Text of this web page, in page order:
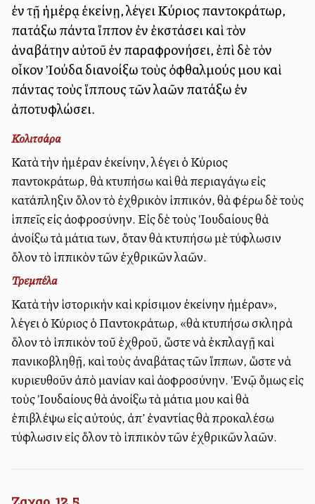
ἐν τῇ ἡμέρᾳ ἐκείνῃ, λέγει Κύριος παντοκράτωρ,
πατάξω πάντα ἵππον ἐν ἐκστάσει καὶ τὸν
ἀναβάτην αὐτοῦ ἐν παραφρονήσει, ἐπὶ δὲ τὸν
οἶκον Ἰούδα διανοίξω τοὺς ὀφθαλμούς μου καὶ
πάντας τοὺς ἵππους τῶν λαῶν πατάξω ἐν
ἀποτυφλώσει.
Κολιτσάρα
Κατὰ τὴν ἡμέραν ἐκείνην, λέγει ὁ Κύριος
παντοκράτωρ, θὰ κτυπήσω καὶ θὰ περιαγάγω εἰς
κατάπληξιν ὅλον τὸ ἐχθρικὸν ἱππικόν, θὰ φέρω δὲ τοὺς
ἱππεῖς εἰς ἀλλοφροσύνην. Εἰς δὲ τοὺς Ἰουδαίους θὰ
ἀνοίξω τὰ μάτια των, ὅταν θὰ κτυπήσω μὲ τύφλωσιν
ὅλον τὸ ἱππικὸν τῶν ἐχθρικῶν λαῶν.
Τρεμπέλα
Κατὰ τὴν ἱστορικὴν καὶ κρίσιμον ἐκείνην ἡμέραν»,
λέγει ὁ Κύριος ὁ Παντοκράτωρ, «θὰ κτυπήσω σκληρὰ
ὅλον τὸ ἱππικὸν τοῦ ἐχθροῦ, ὥστε νὰ ἐκπλαγῇ καὶ
πανικοβληθῇ, καὶ τοὺς ἀναβάτας τῶν ἵππων, ὥστε νὰ
κυριευθοῦν ἀπὸ μανίαν καὶ ἀλλοφροσύνην. Ἐνῷ ὅμως εἰς
τοὺς Ἰουδαίους θὰ ἀνοίξω τὰ μάτια μου καὶ θὰ
ἐπιβλέψω εἰς αὐτούς, ἀπ’ ἐναντίας θὰ προκαλέσω
τύφλωσιν εἰς ὅλον τὸ ἱππικὸν τῶν ἐχθρικῶν λαῶν.